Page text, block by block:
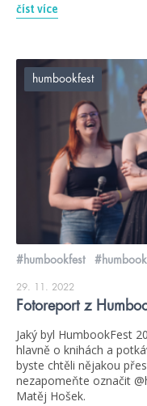
číst více
humbookfest
#humbookfest
29. 11. 2022
Fotoreport z
Jaký byl HumbookFest
hlavně o knihách a
byste chtěli nějakou
nezapomeňte označit
Matěj Hošek.